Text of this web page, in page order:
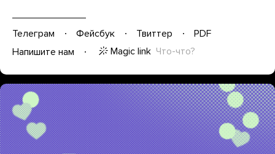
Телеграм Фейсбук Твиттер
PDF
Напишите нам
Magic link Что-что?